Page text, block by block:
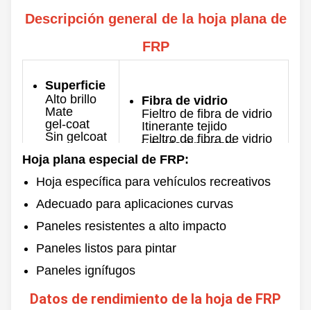
Descripción general de la hoja plana de
FRP
Superficie
Alto brillo
Mate
gel-coat
Sin gelcoat
Color
Personalizado
parte
Liso
Bruto
Fibra de vidrio
Fieltro de fibra de vidrio
Itinerante tejido
Fieltro de fibra de vidrio
y tejido itinerante
Espesor
0,8-10 mm
Máx. Ancho
3500 mm
Longitud
60/100/120m y
personalizado
Hoja plana especial de FRP:
Hoja específica para vehículos recreativos
Adecuado para aplicaciones curvas
Paneles resistentes a alto impacto
Paneles listos para pintar
Paneles ignífugos
Datos de rendimiento de la hoja de FRP